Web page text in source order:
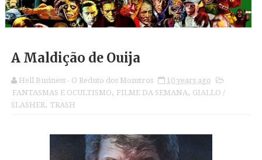
A Maldição de Ouija
Hell Business - O Reduto dos Monstros
10 years ago
FANTASMAS E OCULTISMO, FILME DA SEMANA, GIALLO /
SLASHER, TRASH